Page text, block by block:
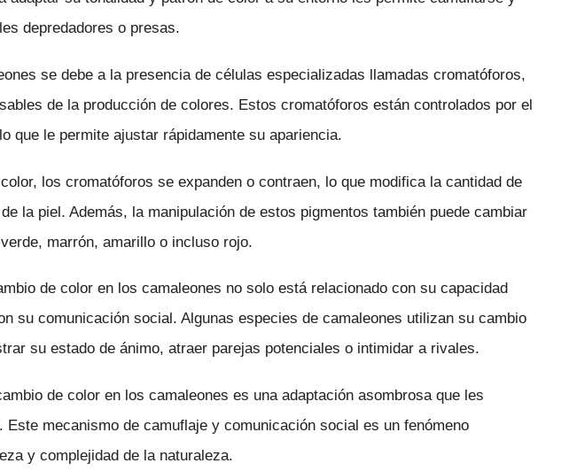
depredadores o presas.
se debe a la presencia de células especializadas llamadas cromatóforos,
de la producción de colores. Estos cromatóforos están controlados por el
que le permite ajustar rápidamente su apariencia.
los cromatóforos se expanden o contraen, lo que modifica la cantidad de
la piel. Además, la manipulación de estos pigmentos también puede cambiar
marrón, amarillo o incluso rojo.
de color en los camaleones no solo está relacionado con su capacidad
su comunicación social. Algunas especies de camaleones utilizan su cambio
su estado de ánimo, atraer parejas potenciales o intimidar a rivales.
de color en los camaleones es una adaptación asombrosa que les
mecanismo de camuflaje y comunicación social es un fenómeno
y complejidad de la naturaleza.